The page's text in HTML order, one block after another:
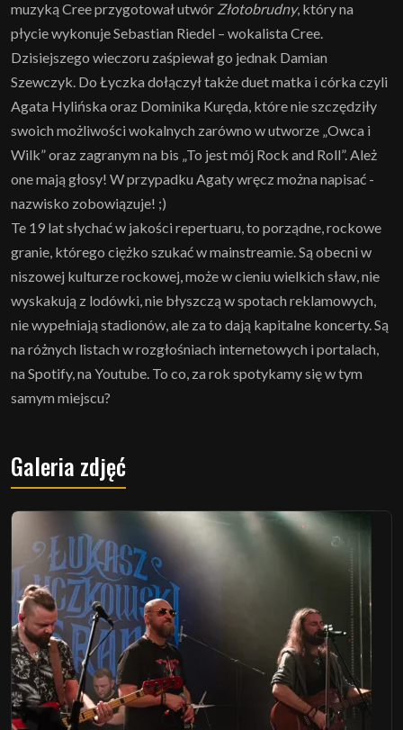
muzyką Cree przygotował utwór Złotobrudny, który na
płycie wykonuje Sebastian Riedel – wokalista Cree.
Dzisiejszego wieczoru zaśpiewał go jednak Damian
Szewczyk. Do Łyczka dołączył także duet matka i córka czyli
Agata Hylińska oraz Dominika Kuręda, które nie szczędziły
swoich możliwości wokalnych zarówno w utworze „Owca i
Wilk” oraz zagranym na bis „To jest mój Rock and Roll”. Ależ
one mają głosy! W przypadku Agaty wręcz można napisać -
nazwisko zobowiązuje! ;)
Te 19 lat słychać w jakości repertuaru, to porządne, rockowe
granie, którego ciężko szukać w mainstreamie. Są obecni w
niszowej kulturze rockowej, może w cieniu wielkich sław, nie
wyskakują z lodówki, nie błyszczą w spotach reklamowych,
nie wypełniają stadionów, ale za to dają kapitalne koncerty. Są
na różnych listach w rozgłośniach internetowych i portalach,
na Spotify, na Youtube. To co, za rok spotykamy się w tym
samym miejscu?
Galeria zdjęć